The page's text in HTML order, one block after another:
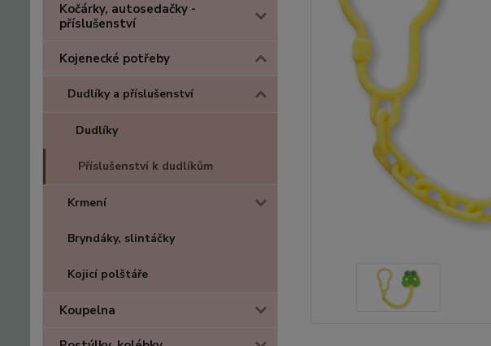
Kočárky, autosedačky -
příslušenství
Kojenecké potřeby
Dudlíky a příslušenství
Dudlíky
Příslušenství k dudlíkům
Krmení
Bryndáky, slintáčky
Kojicí polštáře
Koupelna